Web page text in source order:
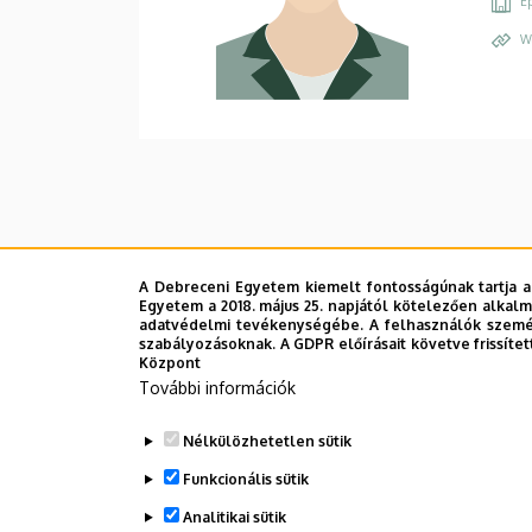
A Debreceni Egyetem kiemelt fontosságúnak
Egyetem a 2018. május 25. napjától kötelezően
adatvédelmi tevékenységébe. A felhasználók
szabályozásoknak. A GDPR előírásait követve
Központ
További információk
Nélkülözhetetlen sütik
Funkcionális sütik
Analitikai sütik